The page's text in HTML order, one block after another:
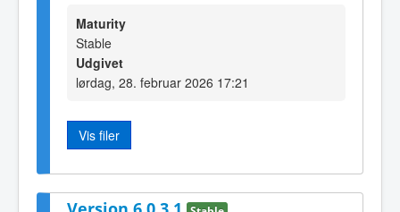
Maturity
Stable
Udgivet
lørdag, 28. februar 2026 17:21
Vis filer